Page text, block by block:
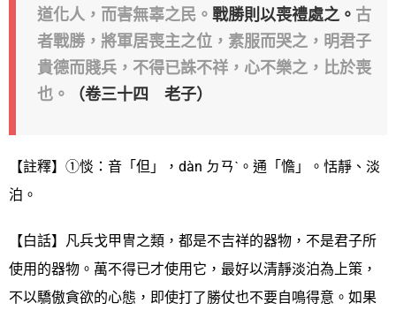
道化人，而害無辜之民。 戰勝則以喪禮處之。 古
者戰勝，將軍居喪主之位，素服而哭之，明君子
貴德而賤兵，不得已誅不祥，心不樂之，比於喪
也。
（卷三十四 老子）
【註釋】①惔：音「但」，dàn ㄉㄢˋ。通「憺」。恬靜、淡
泊。
【白話】凡兵戈甲冑之類，都是不吉祥的器物，不是君子所
使用的器物。萬不得已才使用它，最好以清靜淡泊為上策，
不以驕傲貪欲的心態，即使打了勝仗也不要自鳴得意。如果